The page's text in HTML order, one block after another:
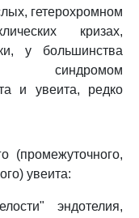
гетерохромном
кризах,
у большинства
и увеита, редко
(промежуточного,
увеита:
эндотелия,